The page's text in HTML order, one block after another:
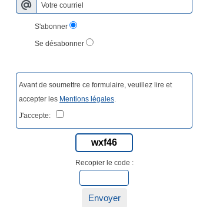
S'abonner
Se désabonner
Avant de soumettre ce formulaire, veuillez lire et
accepter les Mentions légales
J'accepte:
wxf46
Recopier le code :
Envoyer